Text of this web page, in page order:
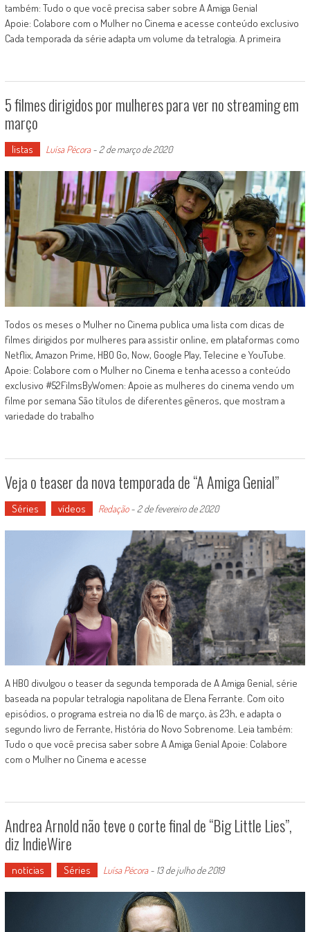
também: Tudo o que você precisa saber sobre A Amiga Genial
Apoie: Colabore com o Mulher no Cinema e acesse conteúdo exclusivo
Cada temporada da série adapta um volume da tetralogia. A primeira
5 filmes dirigidos por mulheres para ver no streaming em
março
listas Luísa Pécora- 2 de março de 2020
Todos os meses o Mulher no Cinema publica uma lista com dicas de
filmes dirigidos por mulheres para assistir online, em plataformas como
Netflix, Amazon Prime, HBO Go, Now, Google Play, Telecine e YouTube.
Apoie: Colabore com o Mulher no Cinema e tenha acesso a conteúdo
exclusivo #52FilmsByWomen: Apoie as mulheres do cinema vendo um
filme por semana São títulos de diferentes gêneros, que mostram a
variedade do trabalho
Veja o teaser da nova temporada de “A Amiga Genial”
Séries vídeos Redação- 2 de fevereiro de 2020
A HBO divulgou o teaser da segunda temporada de A Amiga Genial, série
baseada na popular tetralogia napolitana de Elena Ferrante. Com oito
episódios, o programa estreia no dia 16 de março, às 23h, e adapta o
segundo livro de Ferrante, História do Novo Sobrenome. Leia também:
Tudo o que você precisa saber sobre A Amiga Genial Apoie: Colabore
com o Mulher no Cinema e acesse
Andrea Arnold não teve o corte final de “Big Little Lies”,
diz IndieWire
notícias Séries Luísa Pécora- 13 de julho de 2019